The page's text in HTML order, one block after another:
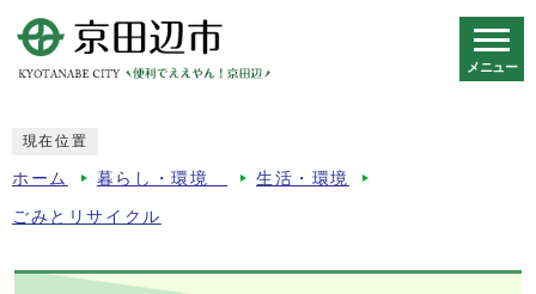
メニュー
現在位置
ホーム 暮らし・環境 生活・環境
ごみとリサイクル